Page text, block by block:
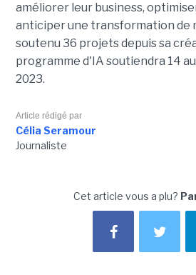
améliorer leur business,
anticiper une transformation de
soutenu 36 projets depuis sa
programme d'IA soutiendra 14
2023.
Article rédigé par
Célia Seramour
Journaliste
Cet article vous a plu?